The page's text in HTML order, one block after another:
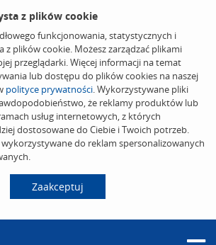
z plików cookie
funkcjonowania, statystycznych i
z plików cookie. Możesz zarządzać plikami
przeglądarki. Więcej informacji na temat
lub dostępu do plików cookies na naszej
polityce prywatności. Wykorzystywane pliki
że reklamy produktów lub
usług internetowych, z których
dostosowane do Ciebie i Twoich potrzeb.
do reklam spersonalizowanych
Zaakceptuj